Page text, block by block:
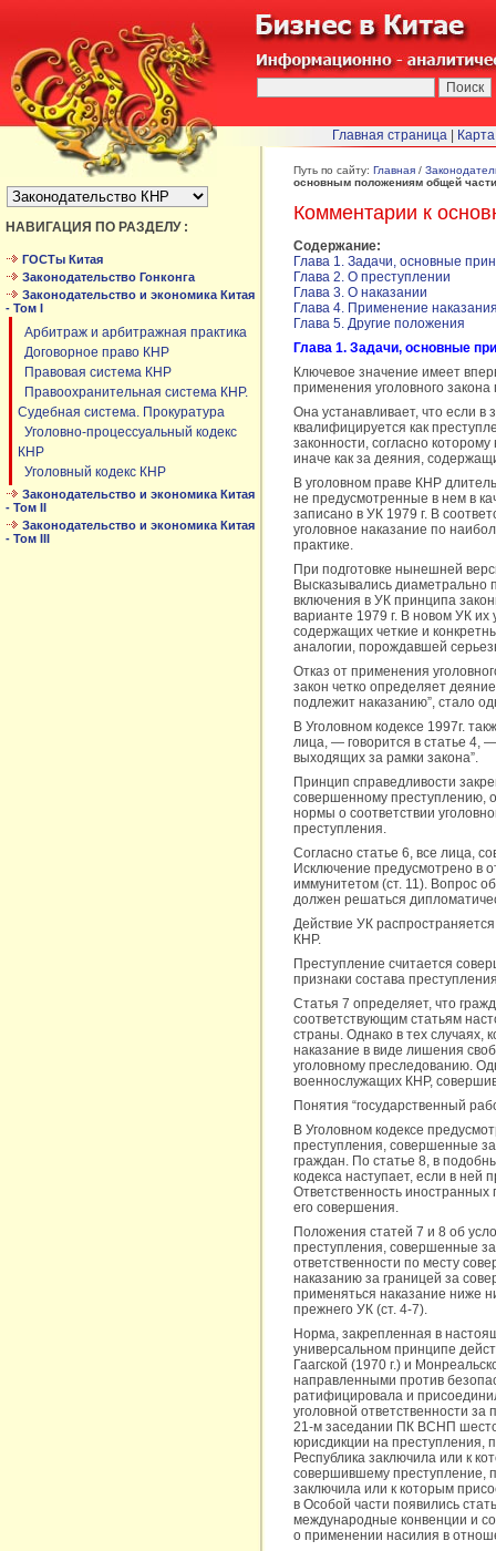
БЫСТРЫЙ ПЕРЕХОД :
НАВИГАЦИЯ ПО РАЗДЕЛУ :
ГОСТы Китая
Законодательство Гонконга
Законодательство и экономика Китая
- Том I
Арбитраж и арбитражная практика
Договорное право КНР
Правовая система КНР
Правоохранительная система КНР.
Судебная система. Прокуратура
Уголовно-процессуальный кодекс
КНР
Уголовный кодекс КНР
Законодательство и экономика Китая
- Том II
Законодательство и экономика Китая
- Том III
Путь по сайту: Главная /
основным положениям общей
Комментарии к
Содержание:
Глава 1. Задачи, основные
Глава 2. О преступлении
Глава 3. О наказании
Глава 4. Применение
Глава 5. Другие положения
Глава 1. Задачи, основные
Ключевое значение имеет
применения уголовного закона
Она устанавливает, что если в
квалифицируется как
законности, согласно
иначе как за деяния,
В уголовном праве КНР
не предусмотренные в нем в
записано в УК 1979 г. В
уголовное наказание по
практике.
При подготовке нынешней
Высказывались диаметрально
включения в УК принципа
варианте 1979 г. В новом УК
содержащих четкие и
аналогии, порождавшей
Отказ от применения
закон четко определяет
подлежит наказанию”, стало
В Уголовном кодексе 1997г.
лица, — говорится в статье 4,
выходящих за рамки закона”.
Принцип справедливости
совершенному преступлению,
нормы о соответствии
преступления.
Согласно статье 6, все лица,
Исключение предусмотрено в
иммунитетом (ст. 11). Вопрос
должен решаться
Действие УК
КНР.
Преступление считается
признаки состава
Статья 7 определяет, что
соответствующим статьям
страны. Однако в тех случаях,
наказание в виде лишения
уголовному преследованию.
военнослужащих КНР,
Понятия “государственный
В Уголовном кодексе
преступления, совершенные
граждан. По статье 8, в
кодекса наступает, если в
Ответственность
его совершения.
Положения статей 7 и 8 об
преступления, совершенные
ответственности по месту
наказанию за границей за
применяться наказание ниже
прежнего УК (ст. 4-7).
Норма, закрепленная в
универсальном принципе
Гаагской (1970 г.) и
направленными против
ратифицировала и
уголовной ответственности
21-м заседании ПК ВСНП
юрисдикции на преступления,
Республика заключила или к
совершившему преступление,
заключила или к которым
в Особой части появились
международные конвенции и
о применении насилия в
Главная страница